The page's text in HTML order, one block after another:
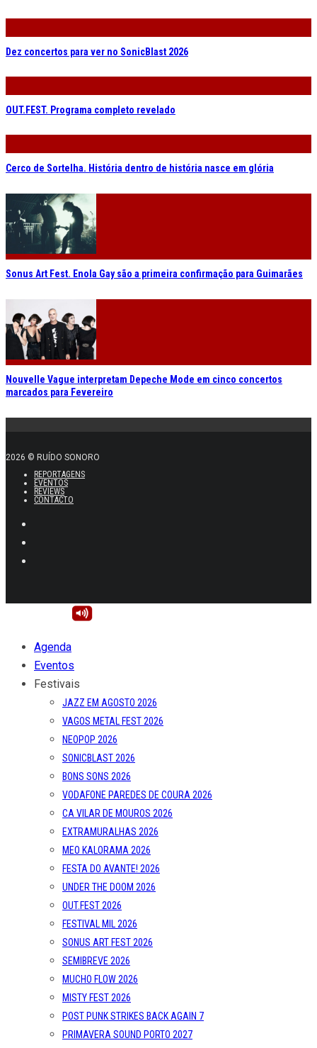
Dez concertos para ver no SonicBlast 2026
OUT.FEST. Programa completo revelado
Cerco de Sortelha. História dentro de história nasce em glória
Sonus Art Fest. Enola Gay são a primeira confirmação para Guimarães
Nouvelle Vague interpretam Depeche Mode em cinco concertos
marcados para Fevereiro
2026 © RUÍDO SONORO
REPORTAGENS
EVENTOS
REVIEWS
CONTACTO
Agenda
Eventos
Festivais
JAZZ EM AGOSTO 2026
VAGOS METAL FEST 2026
NEOPOP 2026
SONICBLAST 2026
BONS SONS 2026
VODAFONE PAREDES DE COURA 2026
CA VILAR DE MOUROS 2026
EXTRAMURALHAS 2026
MEO KALORAMA 2026
FESTA DO AVANTE! 2026
UNDER THE DOOM 2026
OUT.FEST 2026
FESTIVAL MIL 2026
SONUS ART FEST 2026
SEMIBREVE 2026
MUCHO FLOW 2026
MISTY FEST 2026
POST PUNK STRIKES BACK AGAIN 7
PRIMAVERA SOUND PORTO 2027